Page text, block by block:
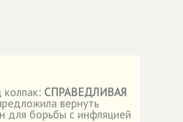
СПРАВЕДЛИВАЯ
вернуть
для борьбы с инфляцией